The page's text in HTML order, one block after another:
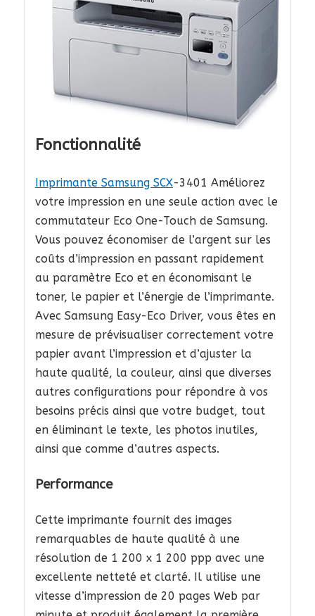
Fonctionnalité
Imprimante Samsung SCX-3401 Améliorez
votre impression en une seule action avec le
commutateur Eco One-Touch de Samsung.
Vous pouvez économiser de l’argent sur les
coûts d’impression en passant rapidement
au paramètre Eco et en économisant le
toner, le papier et l’énergie de l’imprimante.
Avec Samsung Easy-Eco Driver, vous êtes en
mesure de prévisualiser correctement votre
papier avant l’impression et d’ajuster la
haute qualité, la couleur, ainsi que diverses
autres configurations pour répondre à vos
besoins précis ainsi que votre budget, tout
en éliminant le texte, les photos inutiles,
ainsi que comme d’autres aspects.
Performance
Cette imprimante fournit des images
remarquables de haute qualité à une
résolution de 1 200 x 1 200 ppp avec une
excellente netteté et clarté. Il utilise une
vitesse d’impression de 20 pages Web par